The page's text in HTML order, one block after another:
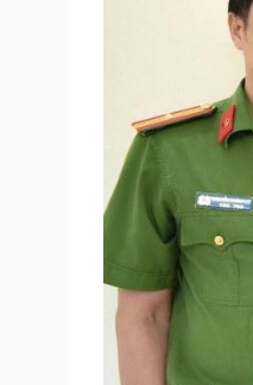
Phòng mạch online
Ăn sạch sống khỏe